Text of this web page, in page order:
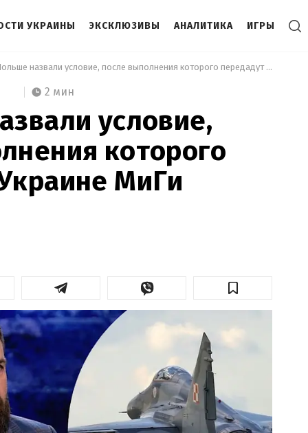
УКРАИНЫ ЭКСКЛЮЗИВЫ АНАЛИТИКА ИГРЫ
В Польше назвали условие, после выполнения которого передадут Украине МиГи
2 мин
условие,
которого
МиГи